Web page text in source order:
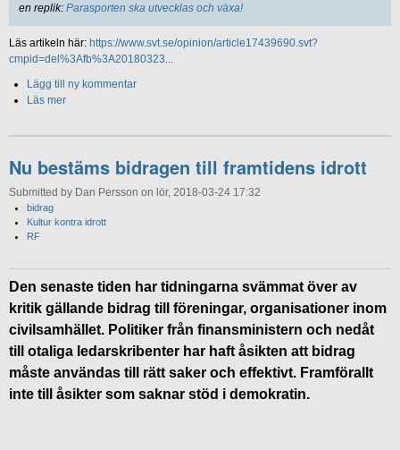
en replik: Parasporten ska utvecklas och växa!
Läs artikeln här: https://www.svt.se/opinion/article17439690.svt?
cmpid=del%3Afb%3A20180323...
Lägg till ny kommentar
Läs mer
Nu bestäms bidragen till framtidens idrott
Submitted by Dan Persson on lör, 2018-03-24 17:32
bidrag
Kultur kontra idrott
RF
Den senaste tiden har tidningarna svämmat över av
kritik gällande bidrag till föreningar, organisationer inom
civilsamhället. Politiker från finansministern och nedåt
till otaliga ledarskribenter har haft åsikten att bidrag
måste användas till rätt saker och effektivt. Framförallt
inte till åsikter som saknar stöd i demokratin.